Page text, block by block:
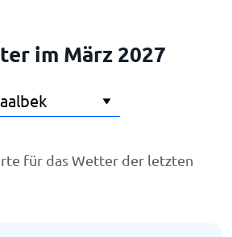
im März 2027
für das Wetter der letzten